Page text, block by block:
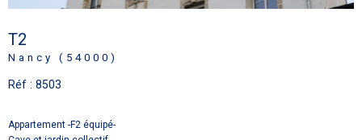
T2
Nancy (54000)
Réf : 8503
Appartement -F2 équipé-